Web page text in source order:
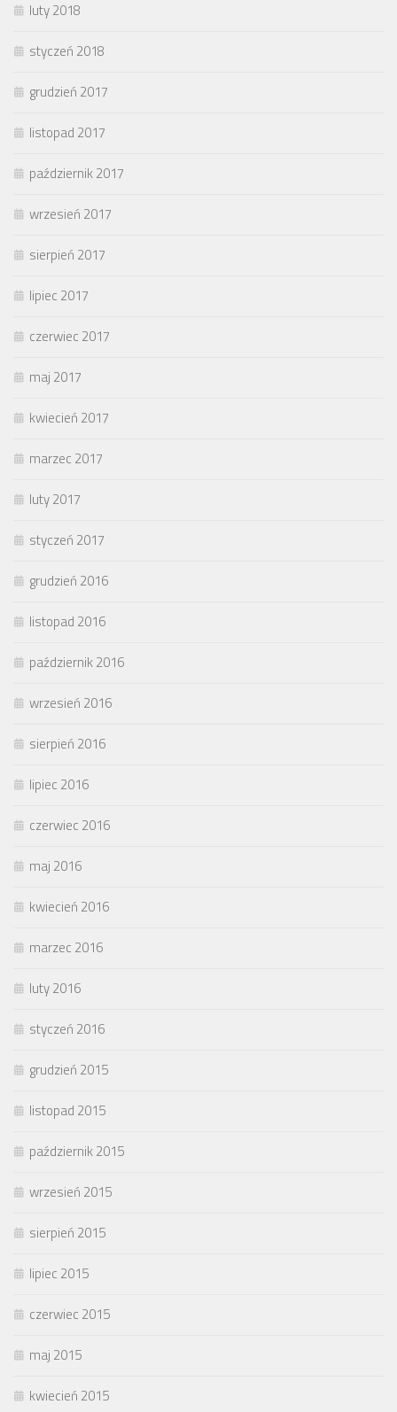
luty 2018
styczeń 2018
grudzień 2017
listopad 2017
październik 2017
wrzesień 2017
sierpień 2017
lipiec 2017
czerwiec 2017
maj 2017
kwiecień 2017
marzec 2017
luty 2017
styczeń 2017
grudzień 2016
listopad 2016
październik 2016
wrzesień 2016
sierpień 2016
lipiec 2016
czerwiec 2016
maj 2016
kwiecień 2016
marzec 2016
luty 2016
styczeń 2016
grudzień 2015
listopad 2015
październik 2015
wrzesień 2015
sierpień 2015
lipiec 2015
czerwiec 2015
maj 2015
kwiecień 2015